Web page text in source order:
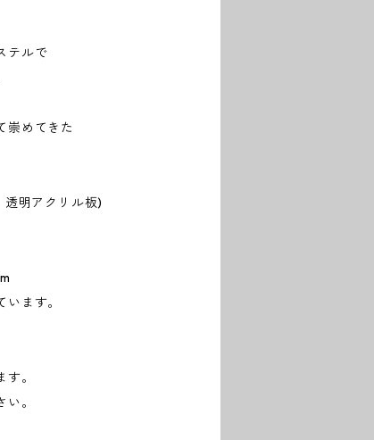
テルで
崇めてきた
透明アクリル板)
ます。
。
。